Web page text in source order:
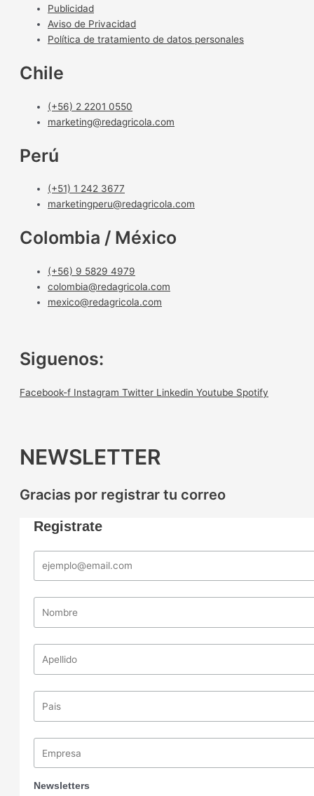
Publicidad
Aviso de Privacidad
Política de tratamiento de datos personales
Chile
(+56) 2 2201 0550
marketing@redagricola.com
Perú
(+51) 1 242 3677
marketingperu@redagricola.com
Colombia / México
(+56) 9 5829 4979
colombia@redagricola.com
mexico@redagricola.com
Siguenos:
Facebook-f Instagram Twitter Linkedin Youtube Spotify
NEWSLETTER
Gracias por registrar tu correo
Registrate
Newsletters